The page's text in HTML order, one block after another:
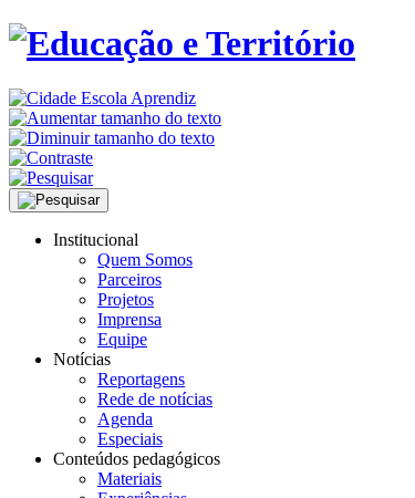
Institucional
Quem Somos
Parceiros
Projetos
Imprensa
Equipe
Notícias
Reportagens
Rede de notícias
Agenda
Especiais
Conteúdos pedagógicos
Materiais